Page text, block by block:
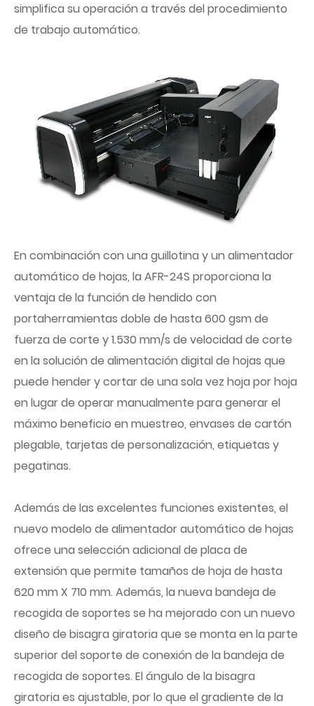
simplifica su operación a través del procedimiento
de trabajo automático.
En combinación con una guillotina y un alimentador
automático de hojas, la AFR-24S proporciona la
ventaja de la función de hendido con
portaherramientas doble de hasta 600 gsm de
fuerza de corte y 1.530 mm/s de velocidad de corte
en la solución de alimentación digital de hojas que
puede hender y cortar de una sola vez hoja por hoja
en lugar de operar manualmente para generar el
máximo beneficio en muestreo, envases de cartón
plegable, tarjetas de personalización, etiquetas y
pegatinas.
Además de las excelentes funciones existentes, el
nuevo modelo de alimentador automático de hojas
ofrece una selección adicional de placa de
extensión que permite tamaños de hoja de hasta
620 mm X 710 mm. Además, la nueva bandeja de
recogida de soportes se ha mejorado con un nuevo
diseño de bisagra giratoria que se monta en la parte
superior del soporte de conexión de la bandeja de
recogida de soportes. El ángulo de la bisagra
giratoria es ajustable, por lo que el gradiente de la